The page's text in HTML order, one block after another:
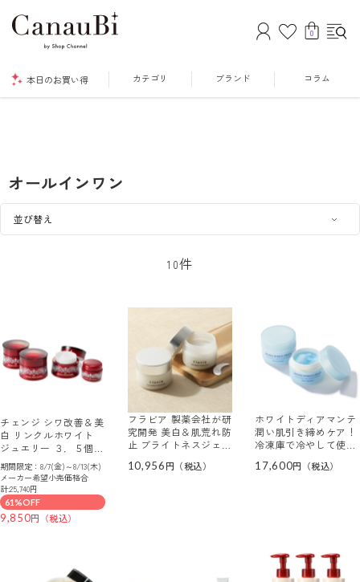
0
本日のお買い得 カテゴリ ブランド コラム
オールインワン
10件
チェンジ シワ改善＆美
白 リンクルホワイト
ジュエリー ３．５個分
セット
期間限定：8/7(金)～8/13(木)
メーカー希望小売価格合
計:25,740円
61%OFF
9,850
フラビア 製薬会社が研
究開発 美白＆肌荒れ防
止 ブライトネスジェル
ル０１） デビュー２個
10,956
ホワイトディアマンテ
潤い肌引き締めケア！
冷凍庫で冷やして使え
ーム フローズンワール
17,600